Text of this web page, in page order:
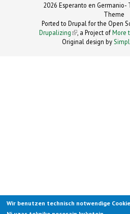
2026 Esperanto en Germanio-
Theme
Ported to Drupal for the Open
Drupalizing(link is external)
, a Project ofMore
Original design by
Wir benutzen technisch notwendige